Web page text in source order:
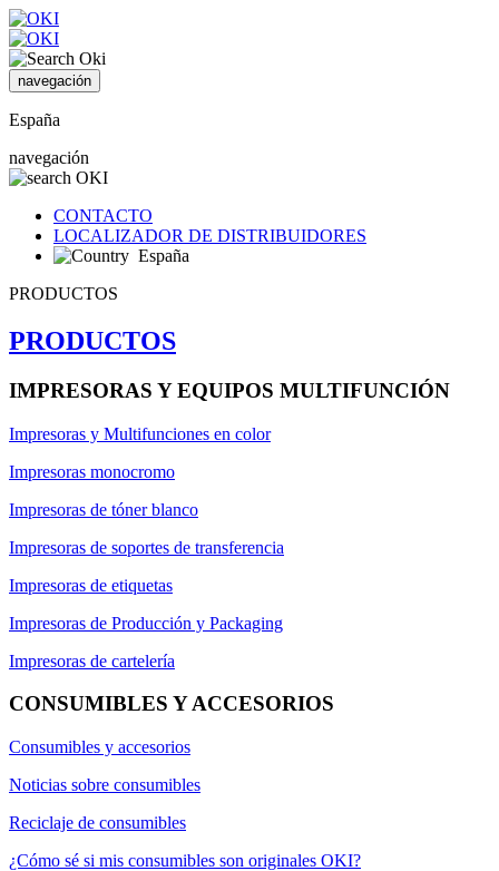
navegación
España
navegación
CONTACTO
LOCALIZADOR DE DISTRIBUIDORES
España
PRODUCTOS
PRODUCTOS
IMPRESORAS Y EQUIPOS MULTIFUNCIÓN
Impresoras y Multifunciones en color
Impresoras monocromo
Impresoras de tóner blanco
Impresoras de soportes de transferencia
Impresoras de etiquetas
Impresoras de Producción y Packaging
Impresoras de cartelería
CONSUMIBLES Y ACCESORIOS
Consumibles y accesorios
Noticias sobre consumibles
Reciclaje de consumibles
¿Cómo sé si mis consumibles son originales OKI?